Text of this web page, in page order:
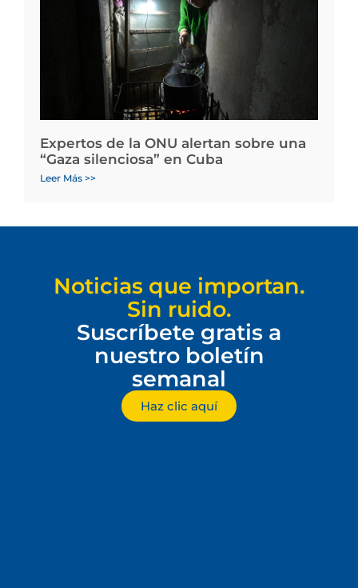
Expertos de la ONU alertan sobre una
“Gaza silenciosa” en Cuba
Leer Más >>
Noticias que importan.
Sin ruido.
Suscríbete gratis a
nuestro boletín
semanal
Haz clic aquí